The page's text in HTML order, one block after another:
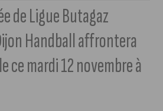
de Ligue Butagaz
Handball affrontera
ce mardi 12 novembre à